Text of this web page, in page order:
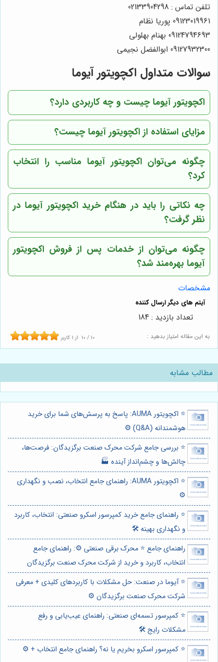
تلفن تماس : 02133904298
09123019961 پوریا نظام
09124794693 بهنام بهلولی
09127932300 ابوالفضل نجیمی
سوالات متداول اکچویتور آیوما
اکچویتور آیوما چیست و چه کاربردی دارد؟
مزایای استفاده از اکچویتور آیوما چیست؟
چگونه می‌توان اکچویتور آیوما مناسب را انتخاب
کرد؟
چه نکاتی را باید در هنگام خرید اکچویتور آیوما در
نظر گرفت؟
چگونه می‌توان از خدمات پس از فروش اکچویتور
آیوما بهره‌مند شد؟
مشخصات
به این مقاله امتیاز بدهید : 10 / 10 از 1 کاربر
تعداد بازدید : 184
مطالب مشابه
⭐️ اکچویتور AUMA: پاسخ به پرسش‌های شما برای خرید
هوشمندانه (Q&A) ⚙️
⭐️ بررسی جامع شرکت محرک صنعت برگزیدگان: فرصت‌ها،
چالش‌ها و چشم‌انداز آینده 🏭
⭐️ اکچویتور AUMA: راهنمای جامع انتخاب، نصب و نگهداری
⚙️
⭐️ راهنمای جامع خرید کمپرسور اسکرو صنعتی: انتخاب، کاربرد
و نگهداری بهینه 🛠️
راهنمای جامع ⭐️ محرک برقی صنعتی ⚙️: راهنمای جامع
انتخاب، کاربرد و خرید از شرکت محرک صنعت برگزیدگان
⭐️ آیوما در صنعت: حل مشکلات با کاربردهای کلیدی + معرفی
شرکت محرک صنعت برگزیدگان ⚙️
⭐️ کمپرسور تسمه‌ای صنعتی: راهنمای عیب‌یابی و رفع
مشکلات رایج 🛠️
⭐️ کمپرسور اسکرو بخریم یا نه؟ راهنمای جامع انتخاب + ⚙️